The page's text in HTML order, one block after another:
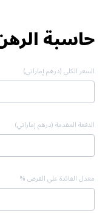
حاسبة
السعر الكلي (درهم إماراتي)
الدفعة المقدمة (درهم إماراتي)
معدل الفائدة على القرض %